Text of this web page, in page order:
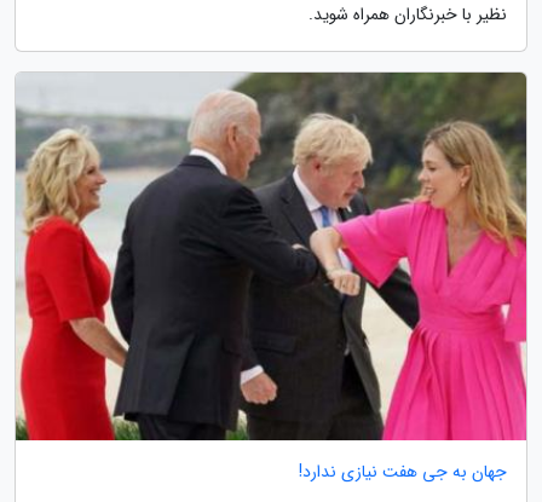
نظیر با خبرنگاران همراه شوید.
جهان به جی هفت نیازی ندارد!